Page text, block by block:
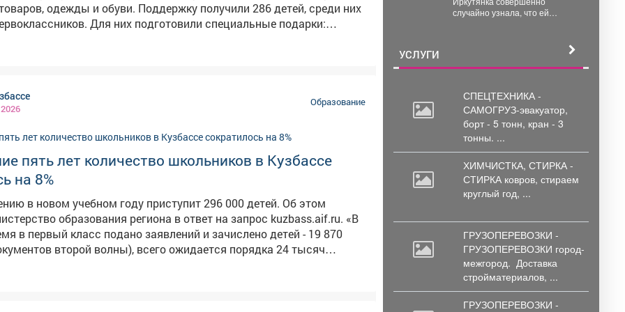
обуви. Поддержку получили 286 детей, среди них
Для них подготовили специальные подарки:
В акции участвуют десять предприятий
Кузбасса - они представили свою продукцию. Также на
приобретение школьных принадлежностей в этом году выданы 3
уровень дохода ниже прожиточного минимума. Они смогутОбразование
пять лет количество школьников в Кузбассе
на 8%
в новом учебном году приступит 296 000 детей. Об этом
образования региона в ответ на запрос kuzbass.aif.ru. «В
в первый класс подано заявлений и зачислено детей - 19 870
второй волны), всего ожидается порядка 24 тысяч
и 11,5 тысяч одиннадцатиклассников», - сообщила министр
редакция уточняла, всем ли желающим
богатства в Кузбассе
случайно узнала, что ей
УСЛУГИ
СПЕЦТЕХНИКА -
САМОГРУЗ-эвакуатор,
борт - 5 тонн, кран - 3
тонны. ...
ХИМЧИСТКА, СТИРКА -
СТИРКА ковров, стираем
круглый год, ...
ГРУЗОПЕРЕВОЗКИ -
ГРУЗОПЕРЕВОЗКИ город-
межгород. Доставка
стройматериалов, ...
ГРУЗОПЕРЕВОЗКИ -